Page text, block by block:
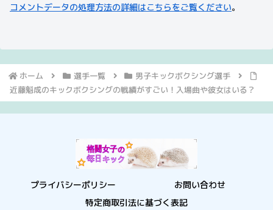
コメントデータの処理方法の詳細はこちらをご覧ください。
ホーム 選手一覧
男子キックボクシング選手
近藤魁成のキックボクシングの戦績がすごい！入場曲や彼女はいる？
プライバシーポリシー
お問い合わせ
特定商取引法に基づく表記